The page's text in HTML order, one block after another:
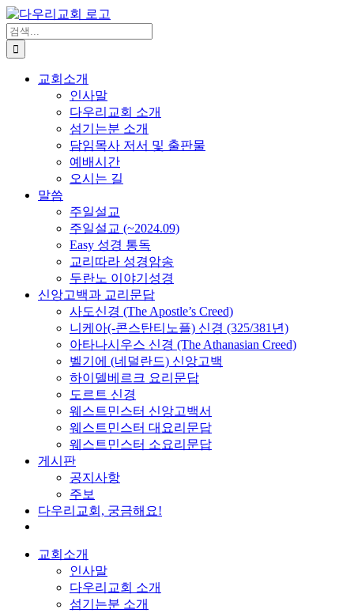
Skip
to
content
검
색
...
교회소개
인사말
다우리교회 소개
섬기는분 소개
담임목사 저서 및 출판물
예배시간
오시는 길
말씀
주일설교
주일설교 (~2024.09)
Easy 성경 통독
교리따라 성경암송
두란노 이야기성경
신앙고백과 교리문답
사도신경 (The Apostle’s Creed)
니케아(-콘스탄티노플) 신경 (325/381년)
아타나시우스 신경 (The Athanasian Creed)
벨기에 (네덜란드) 신앙고백
하이델베르크 요리문답
도르트 신경
웨스트민스터 신앙고백서
웨스트민스터 대요리문답
웨스트민스터 소요리문답
게시판
공지사항
주보
다우리교회, 궁금해요!
교회소개
인사말
다우리교회 소개
섬기는분 소개